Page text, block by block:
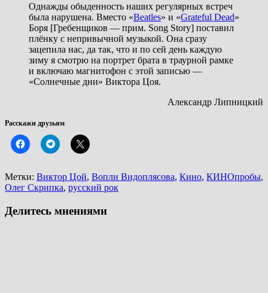
Однажды обыденность наших регулярных встреч
была нарушена. Вместо «Beatles» и «Grateful Dead»
Боря [Гребенщиков — прим. Song Story] поставил
плёнку с непривычной музыкой. Она сразу
зацепила нас, да так, что и по сей день каждую
зиму я смотрю на портрет брата в траурной рамке
и включаю магнитофон с этой записью —
«Солнечные дни» Виктора Цоя.
Александр Липницкий
Расскажи друзьям
Метки: Виктор Цой, Вопли Видоплясова, Кино, КИНОпробы,
Олег Скрипка, русский рок
Делитесь мнениями